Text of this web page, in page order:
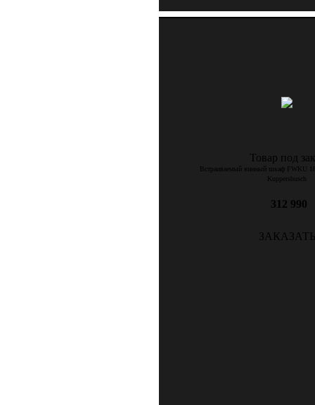
Товар под
Встраиваемый винный шкаф FWKU
Kuppersbusch
312 990
ЗАКАЗАТЬ